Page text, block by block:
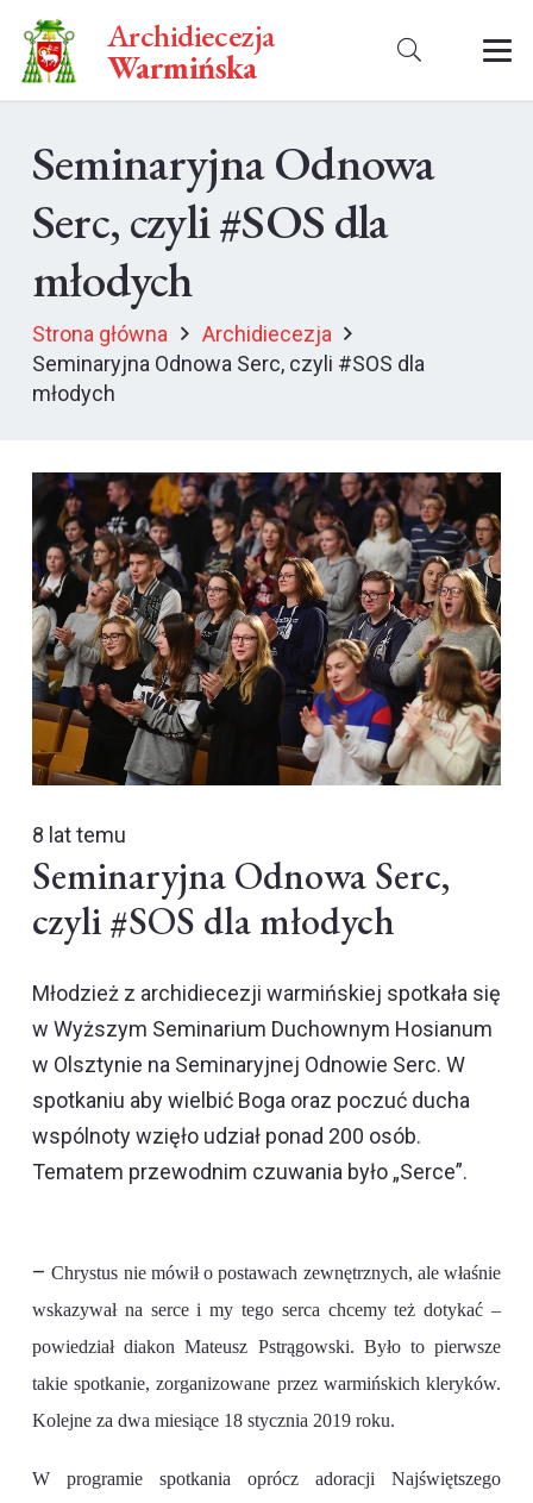
Archidiecezja
Warmińska
Seminaryjna Odnowa
Serc, czyli #SOS dla
młodych
Strona główna
Archidiecezja
Seminaryjna Odnowa Serc, czyli #SOS dla
młodych
8 lat temu
Seminaryjna Odnowa Serc,
czyli #SOS dla młodych
Młodzież z archidiecezji warmińskiej spotkała się
w Wyższym Seminarium Duchownym Hosianum
w Olsztynie na Seminaryjnej Odnowie Serc. W
spotkaniu aby wielbić Boga oraz poczuć ducha
wspólnoty wzięło udział ponad 200 osób.
Tematem przewodnim czuwania było „Serce”.
–Chrystus nie mówił o postawach zewnętrznych, ale właśnie
wskazywał na serce i my tego serca chcemy też dotykać –
powiedział diakon Mateusz Pstrągowski. Było to pierwsze
takie spotkanie, zorganizowane przez warmińskichkleryków.
Kolejne za dwa miesiące 18 stycznia 2019 roku.
W programie spotkania oprócz adoracji Najświętszego